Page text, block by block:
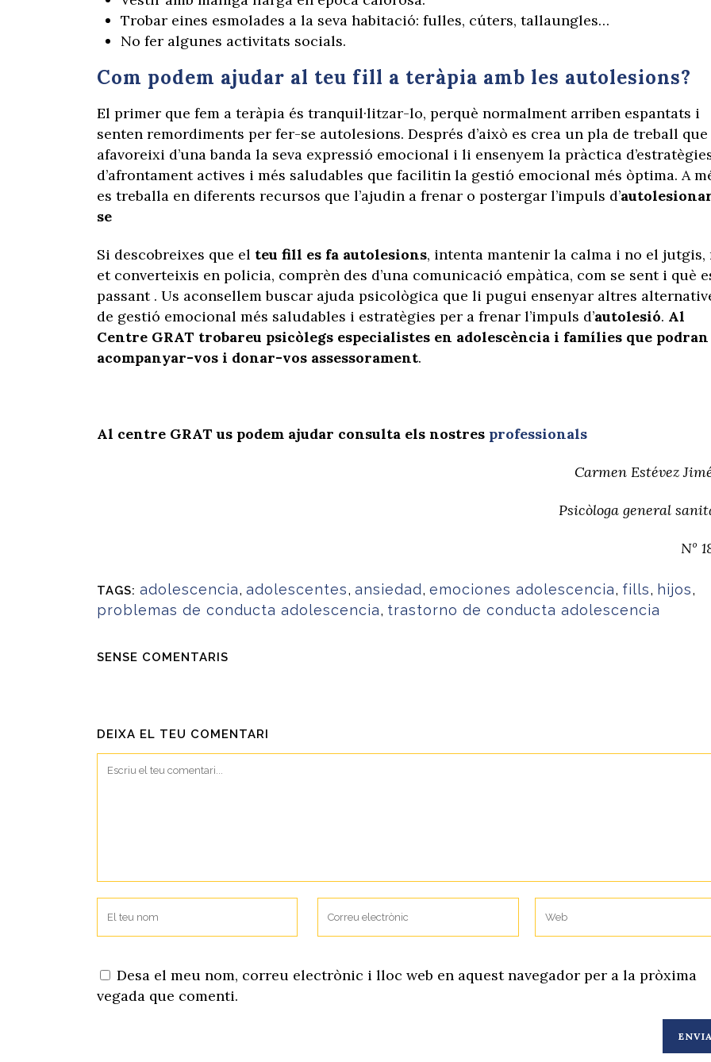
Trobar eines esmolades a la seva habitació: fulles, cúters, tallaungles…
No fer algunes activitats socials.
Com podem ajudar al teu fill a teràpia amb les autolesions?
El primer que fem a teràpia és tranquil·litzar-lo, perquè normalment arriben espantats i
senten remordiments per fer-se autolesions. Després d’això es crea un pla de treball que
afavoreixi d’una banda la seva expressió emocional i li ensenyem la pràctica
d’afrontament actives i més saludables que facilitin la gestió emocional més òptima. A
es treballa en diferents recursos que l’ajudin a frenar o postergar l’impuls d’
se
Si descobreixes que el teu fill es fa autolesions, intenta mantenir la calma i no el jutgis,
et converteixis en policia, comprèn des d’una comunicació empàtica, com se sent i què
passant . Us aconsellem buscar ajuda psicològica que li pugui ensenyar altres
de gestió emocional més saludables i estratègies per a frenar l’impuls d’autolesió. Al
Centre GRAT trobareu psicòlegs especialistes en adolescència i famílies que podran
acompanyar-vos i donar-vos assessorament.
Al centre GRAT us podem ajudar consulta els nostres professionals
Carmen Estévez
Psicòloga general
Nº
TAGS: adolescencia, adolescentes, ansiedad, emociones adolescencia, fills, hijos,
problemas de conducta adolescencia, trastorno de conducta adolescencia
SENSE COMENTARIS
DEIXA EL TEU COMENTARI
Desa el meu nom, correu electrònic i lloc web en aquest navegador per a la pròxima
vegada que comenti.